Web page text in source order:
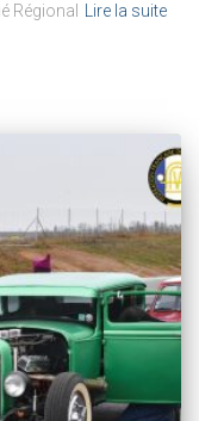
Régional
Lire la suite